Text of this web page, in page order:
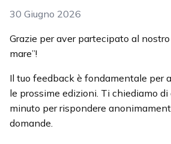
30 Giugno 2026
Grazie per aver partecipato al
mare”!
Il tuo feedback è fondamentale per
le prossime edizioni. Ti chiediamo di
minuto per rispondere
domande.